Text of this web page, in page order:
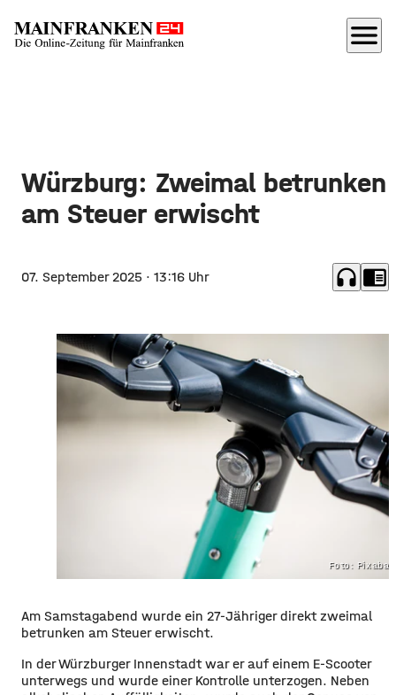
menu
Würzburg: Zweimal betrunken
am Steuer erwischt
07. September 2025 · 13:16 Uhr headphones chrome_reader_mode
Foto:
Am Samstagabend wurde ein 27-Jähriger direkt zweimal
betrunken am Steuer erwischt.
In der Würzburger Innenstadt war er auf einem E-Scooter
unterwegs und wurde einer Kontrolle unterzogen. Neben